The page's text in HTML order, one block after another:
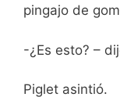
pingajo de
-¿Es esto? –
Piglet asintió.